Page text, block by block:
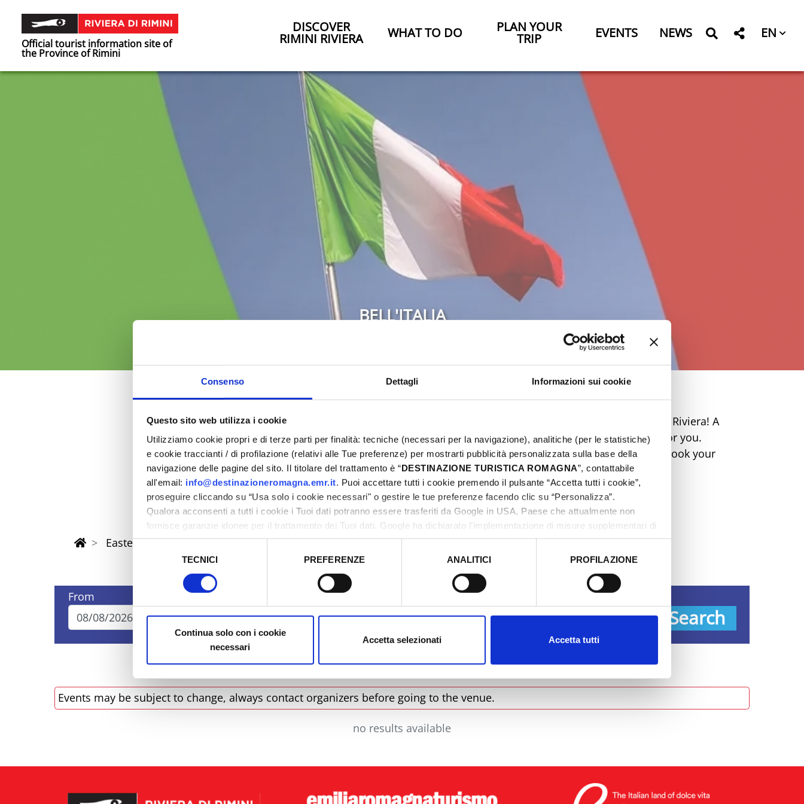
Consenso Dettagli Informazioni sui cookie
Questo sito web utilizza i cookie
Utilizziamo cookie propri e di terze parti per finalità: tecniche (necessari per la navigazione), analitiche (per le statistiche)
e cookie traccianti / di profilazione (relativi alle Tue preferenze) per mostrarti pubblicità personalizzata sulla base della
navigazione delle pagine del sito. Il titolare del trattamento è “DESTINAZIONE TURISTICA ROMAGNA”, contattabile
all'email: info@destinazioneromagna.emr.it. Puoi accettare tutti i cookie premendo il pulsante “Accetta tutti i cookie”,
proseguire cliccando su “Usa solo i cookie necessari" o gestire le tue preferenze facendo clic su “Personalizza”.
Qualora acconsenti a tutti i cookie i Tuoi dati potranno essere trasferiti da Google in USA, Paese che attualmente non
fornisce garanzie idonee per il trattamento dei Tuoi dati. Google ha dichiarato l’implementazione di misure supplementari di
sicurezza a Tutela dei navigatori, che abbiamo valutato essere sufficienti.
Selezione
TECNICI PREFERENZE ANALITICI PROFILAZIONE
Continua solo con i cookie
necessari
Accetta selezionati Accetta tutti
Official tourist information site of
the Province of Rimini
DISCOVER
RIMINI RIVIERA WHAT TO DO PLAN YOUR
TRIP EVENTS NEWS EN
BELL'ITALIA
Easter 2026
in the province of Rimini
Don't miss the chance to experience an unforgettable Easter on the Rimini Riviera! A
weekend full of events, sports, street food, music and markets is waiting for you.
Discover all the proposals and get ready to experience unique emotions. Book your
dream Easter now!
Easter Riviera Rimini Events
From To City
Search
Events may be subject to change, always contact organizers before going to the venue.
no results available